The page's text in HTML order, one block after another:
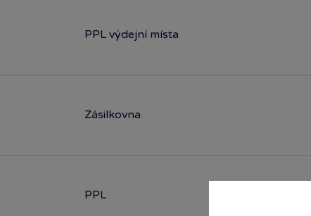
PPL výdejní místa
Zásilkovna
PPL